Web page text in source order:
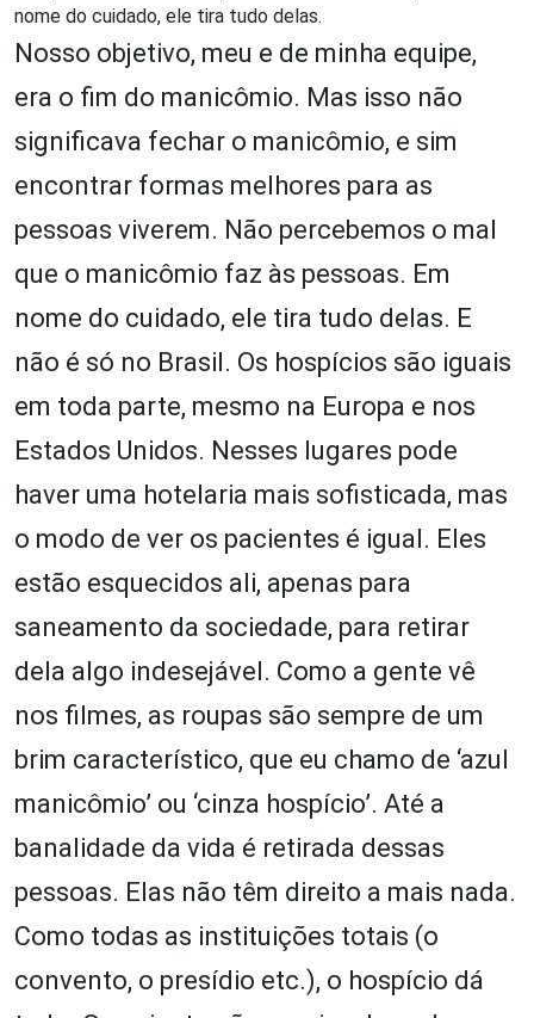
nome do cuidado, ele tira tudo delas.
Nosso objetivo, meu e de minha equipe,
era o fim do manicômio. Mas isso não
significava fechar o manicômio, e sim
encontrar formas melhores para as
pessoas viverem. Não percebemos o mal
que o manicômio faz às pessoas. Em
nome do cuidado, ele tira tudo delas. E
não é só no Brasil. Os hospícios são iguais
em toda parte, mesmo na Europa e nos
Estados Unidos. Nesses lugares pode
haver uma hotelaria mais sofisticada, mas
o modo de ver os pacientes é igual. Eles
estão esquecidos ali, apenas para
saneamento da sociedade, para retirar
dela algo indesejável. Como a gente vê
nos filmes, as roupas são sempre de um
brim característico, que eu chamo de ‘azul
manicômio’ ou ‘cinza hospício’. Até a
banalidade da vida é retirada dessas
pessoas. Elas não têm direito a mais nada.
Como todas as instituições totais (o
convento, o presídio etc.), o hospício dá